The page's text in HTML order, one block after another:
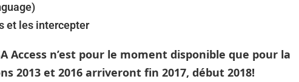
et les intercepter
Access n’est pour le moment disponible que pour la
2013 et 2016 arriveront fin 2017, début 2018!